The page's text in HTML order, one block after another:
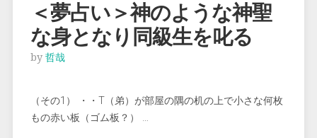
＜夢占い＞神のような神聖
な身となり同級生を叱る
by 哲哉
（その1） ・・T（弟）が部屋の隅の机の上で小さな何枚
もの赤い板（ゴム板？） …